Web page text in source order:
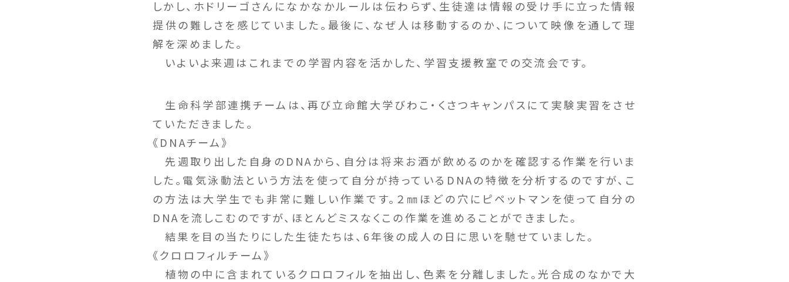
しかし、ホドリーゴさんになかなかルールは伝わらず、生徒達は情報の受け手に立った情報
提供の難しさを感じていました。最後に、なぜ人は移動するのか、について映像を通して理
解を深めました。
いよいよ来週はこれまでの学習内容を活かした、学習支援教室での交流会です。
生命科学部連携チームは、再び立命館大学びわこ・くさつキャンパスにて実験実習をさせ
ていただきました。
《DNAチーム》
先週取り出した自身のDNAから、自分は将来お酒が飲めるのかを確認する作業を行いま
した。電気泳動法という方法を使って自分が持っているDNAの特徴を分析するのですが、こ
の方法は大学生でも非常に難しい作業です。２㎜ほどの穴にピペットマンを使って自分の
DNAを流しこむのですが、ほとんどミスなくこの作業を進めることができました。
結果を目の当たりにした生徒たちは、6年後の成人の日に思いを馳せていました。
《クロロフィルチーム》
植物の中に含まれているクロロフィルを抽出し、色素を分離しました。光合成のなかで大